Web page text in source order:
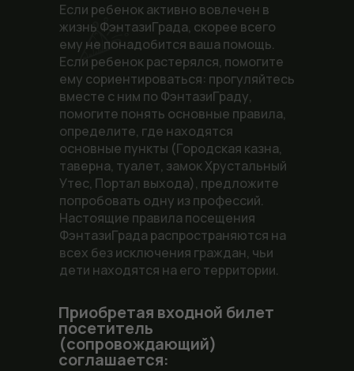
Если ребенок активно вовлечен в
жизнь ФэнтазиГрада, скорее всего
ему не понадобится ваша помощь.
Если ребенок растерялся, помогите
ему сориентироваться: прогуляйтесь
вместе с ним по ФэнтазиГраду,
помогите понять основные правила,
определите, где находятся
основные пункты (Городская казна,
таверна, туалет, замок Хрустальный
Утес, Портал выхода), предложите
попробовать одну из профессий.
Настоящие правила посещения
ФэнтазиГрада распространяются на
всех без исключения граждан, чьи
дети находятся на его территории.
Приобретая входной билет
посетитель
(сопровождающий)
соглашается: